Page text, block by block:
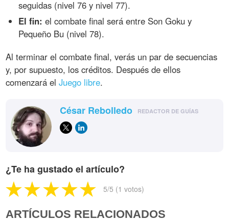
seguidas (nivel 76 y nivel 77).
El fin: el combate final será entre Son Goku y
Pequeño Bu (nivel 78).
Al terminar el combate final, verás un par de secuencias
y, por supuesto, los créditos. Después de ellos
comenzará elJuego libre.
César Rebolledo REDACTOR DE GUÍAS
¿Te ha gustado el artículo?
5/5 (1 votos)
ARTÍCULOS RELACIONADOS